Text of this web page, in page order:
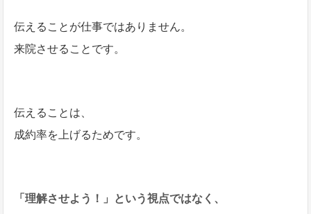
伝えることが仕事ではありません。
来院させることです。
伝えることは、
成約率を上げるためです。
「理解させよう！」という視点ではなく、